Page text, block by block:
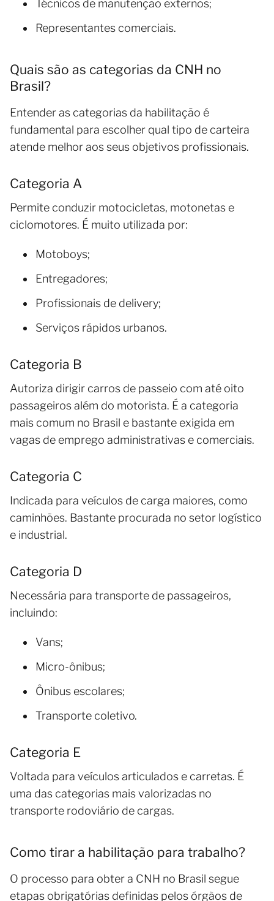
Técnicos de manutenção externos;
Representantes comerciais.
Quais são as categorias da CNH no
Brasil?
Entender as categorias da habilitação é
fundamental para escolher qual tipo de carteira
atende melhor aos seus objetivos profissionais.
Categoria A
Permite conduzir motocicletas, motonetas e
ciclomotores. É muito utilizada por:
Motoboys;
Entregadores;
Profissionais de delivery;
Serviços rápidos urbanos.
Categoria B
Autoriza dirigir carros de passeio com até oito
passageiros além do motorista. É a categoria
mais comum no Brasil e bastante exigida em
vagas de emprego administrativas e comerciais.
Categoria C
Indicada para veículos de carga maiores, como
caminhões. Bastante procurada no setor logístico
e industrial.
Categoria D
Necessária para transporte de passageiros,
incluindo:
Vans;
Micro-ônibus;
Ônibus escolares;
Transporte coletivo.
Categoria E
Voltada para veículos articulados e carretas. É
uma das categorias mais valorizadas no
transporte rodoviário de cargas.
Como tirar a habilitação para trabalho?
O processo para obter a CNH no Brasil segue
etapas obrigatórias definidas pelos órgãos de